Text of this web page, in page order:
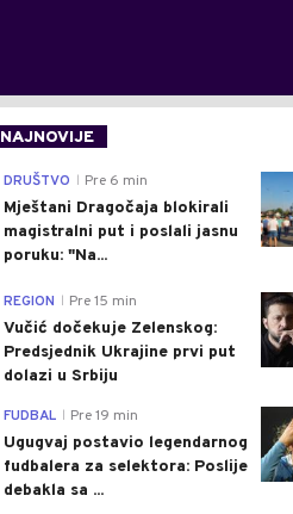
NAJNOVIJE
DRUŠTVO Pre 6 min
Mještani Dragočaja blokirali
magistralni put i poslali jasnu
poruku: "Na...
REGION Pre 15 min
Vučić dočekuje Zelenskog:
Predsjednik Ukrajine prvi put
dolazi u Srbiju
FUDBAL Pre 19 min
Ugugvaj postavio legendarnog
fudbalera za selektora: Poslije
debakla sa ...